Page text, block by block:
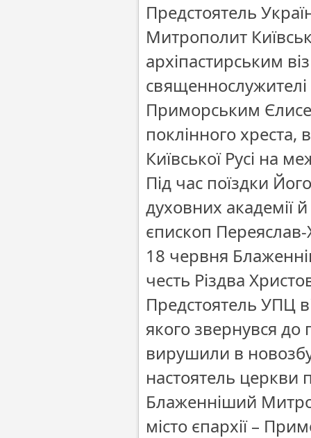
Предстоятель
Митрополит
архіпастирським
священнослужителі
Приморським
поклінного
Київської Русі на
Під час поїздки
духовних академії
єпископ
18 червня
честь Різдва
Предстоятель УПЦ
якого звернувся до
вирушили в
настоятель церкви
Блаженніший
місто єпархії –